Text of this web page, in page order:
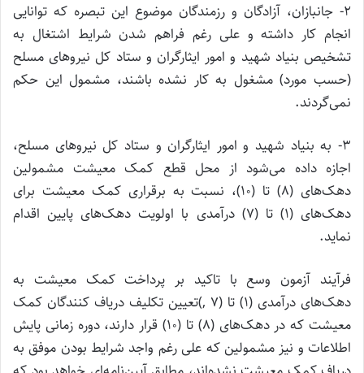
۲‌- جانبازان، آزادگان و رزمندگان موضوع این تبصره که توانایی
انجام کار داشته و علی رغم فراهم شدن شرایط اشتغال به
تشخیص بنیاد شهید و امور ایثارگران و ستاد کل نیرو‌های مسلح
(حسب مورد) مشغول به کار نشده باشند، مشمول این حکم
نمی‌گردند.
۳‌- به بنیاد شهید و امور ایثارگران و ستاد کل نیرو‌های مسلح،
اجازه داده می‌شود از محل قطع کمک معیشت مشمولین
دهک‌های (۸) تا (۱۰)، نسبت به برقراری کمک معیشت برای
دهک‌های (۱) تا (۷) درآمدی با اولویت دهک‌های پایین اقدام
نماید.
فرآیند آزمون وسع با تاکید بر پرداخت کمک معیشت به
دهک‌های درآمدی (۱) تا (۷ ,)تعیین تکلیف دریاف کنندگان کمک
معیشت که در دهک‌های (۸) تا (۱۰) قرار دارند، دوره زمانی پایش
اطلاعات و نیز مشمولین که علی رغم واجد شرایط بودن موفق به